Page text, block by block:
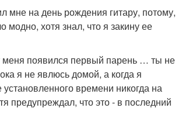
мне на день рождения гитару, потому,
модно, хотя знал, что я закину ее
меня появился первый парень … ты не
я не явлюсь домой, а когда я
времени никогда на
предупреждал, что это - в последний